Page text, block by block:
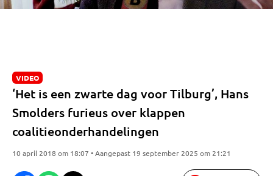
VIDEO
‘Het is een zwarte dag voor Tilburg’, Hans
Smolders furieus over klappen
coalitieonderhandelingen
10 april 2018 om 18:07 • Aangepast 19 september 2025 om 21:21